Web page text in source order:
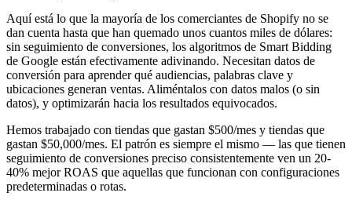
Aquí está lo que la mayoría de los comerciantes de Shopify no se
dan cuenta hasta que han quemado unos cuantos miles de dólares:
sin seguimiento de conversiones, los algoritmos de Smart Bidding
de Google están efectivamente adivinando. Necesitan datos de
conversión para aprender qué audiencias, palabras clave y
ubicaciones generan ventas. Aliméntalos con datos malos (o sin
datos), y optimizarán hacia los resultados equivocados.
Hemos trabajado con tiendas que gastan $500/mes y tiendas que
gastan $50,000/mes. El patrón es siempre el mismo — las que tienen
seguimiento de conversiones preciso consistentemente ven un 20-
40% mejor ROAS que aquellas que funcionan con configuraciones
predeterminadas o rotas.